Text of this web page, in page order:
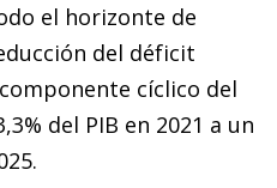
el horizonte de
del déficit
cíclico del
del PIB en 2021 a un